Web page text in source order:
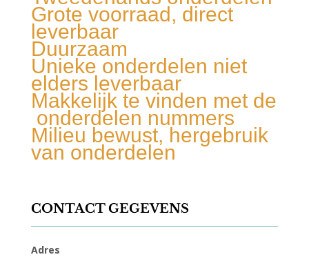
Grote voorraad, direct
leverbaar
Duurzaam
Unieke onderdelen niet
elders leverbaar
Makkelijk te vinden met de
onderdelen nummers
Milieu bewust, hergebruik
van onderdelen
CONTACT GEGEVENS
Adres